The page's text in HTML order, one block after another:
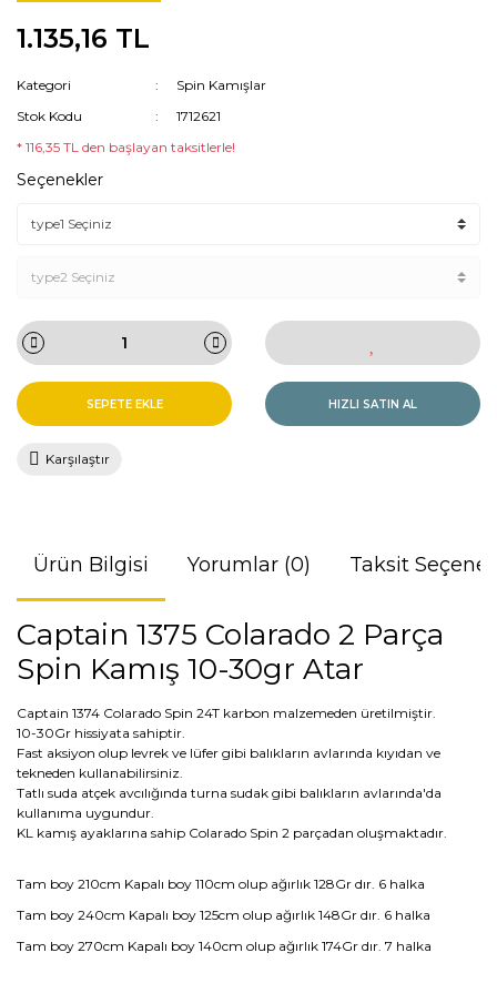
1.135,16 TL
Kategori
Spin Kamışlar
Stok Kodu
1712621
* 116,35 TL den başlayan taksitlerle!
Seçenekler
SEPETE EKLE HIZLI SATIN AL
Karşılaştır
Ürün Bilgisi Yorumlar (0) Taksit
Captain 1375 Colarado 2 Parça
Spin Kamış 10-30gr Atar
Captain 1374 Colarado Spin 24T karbon malzemeden üretilmiştir.
10-30Gr hissiyata sahiptir.
Fast aksiyon olup levrek ve lüfer gibi balıkların avlarında kıyıdan ve
tekneden kullanabilirsiniz.
Tatlı suda atçek avcılığında turna sudak gibi balıkların avlarında'da
kullanıma uygundur.
KL kamış ayaklarına sahip Colarado Spin 2 parçadan oluşmaktadır.
Tam boy 210cm Kapalı boy 110cm olup ağırlık 128Gr dır. 6 halka
Tam boy 240cm Kapalı boy 125cm olup ağırlık 148Gr dır. 6 halka
Tam boy 270cm Kapalı boy 140cm olup ağırlık 174Gr dır. 7 halka